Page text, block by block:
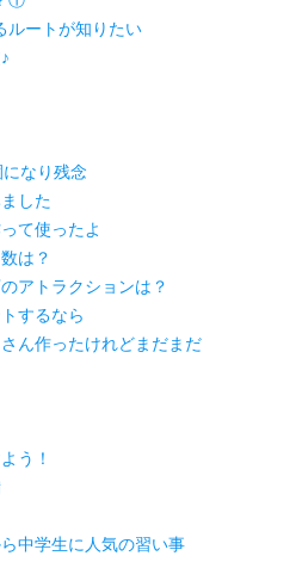
ルートが知りたい
なり残念
した
て使ったよ
は？
アトラクションは？
するなら
ん作ったけれどまだまだ
う！
中学生に人気の習い事